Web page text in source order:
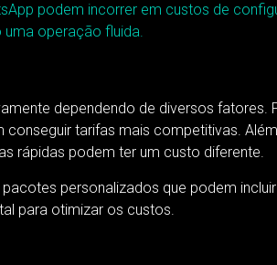
podem incorrer em custos de
uma operação fluida.
dependendo de diversos fatores.
tarifas mais competitivas.
rápidas podem ter um custo diferente.
personalizados que podem
para otimizar os custos.